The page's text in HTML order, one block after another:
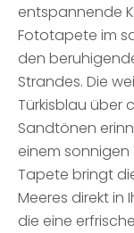
entspannende
Fototapete im
den
Strandes. Die
Türkisblau über
Sandtönen
einem sonnigen
Tapete bringt
Meeres direkt in
die eine